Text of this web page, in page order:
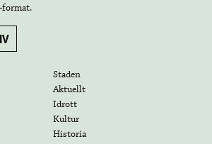
format.
Staden
Aktuellt
Idrott
Kultur
Historia